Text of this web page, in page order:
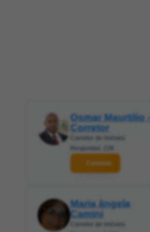
Osmar Maurtilio -
Corretor
Contatar
Maria ângela
Camini